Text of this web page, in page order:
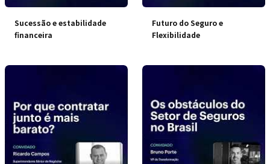
Sucessão e estabilidade
financeira
Futuro do Seguro e
Flexibilidade